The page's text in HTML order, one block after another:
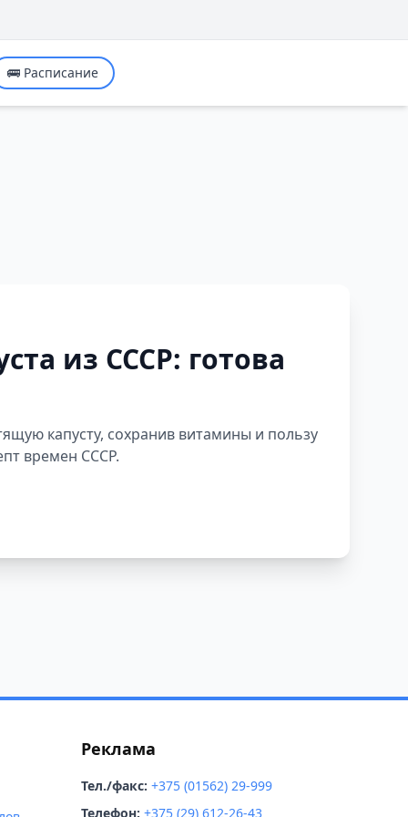
🚌 Расписание
из СССР: готова
капусту, сохранив витамины и пользу
времен СССР.
Реклама
Тел./факс: +375 (01562) 29-999
Телефон: +375 (29) 612-26-43